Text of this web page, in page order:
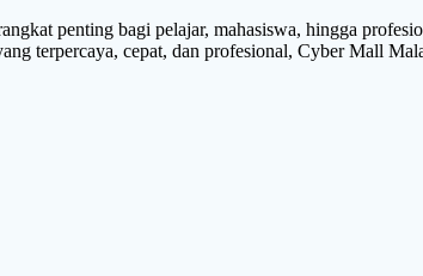
penting bagi pelajar, mahasiswa, hingga
terpercaya, cepat, dan profesional, Cyber Mall